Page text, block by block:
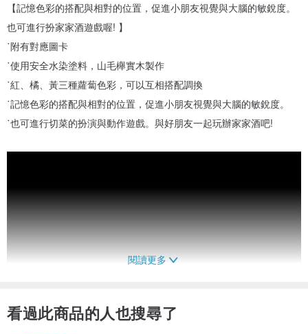
【記憶色彩的搭配與相對的位置，促進小朋友視覺與大腦的敏銳度。
也可進行扮家家酒遊戲喔! 】
˙附有對應圖卡
˙使用安全水染塗料，山毛櫸實木製作
˙紅、橘、黃三種蘿蔔色彩，可以互相搭配調換
˙記憶色彩的搭配與相對的位置，促進小朋友視覺與大腦的敏銳度。
˙也可進行切菜的扮演與動作遊戲。與好朋友一起玩辦家家酒吧!
閱讀更多
看過此商品的人也搜尋了